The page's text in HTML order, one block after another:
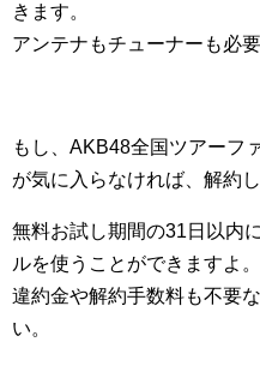
きます。
アンテナもチューナーも必
もし、AKB48全国ツアーフ
が気に入らなければ、解約
無料お試し期間の31日以内
ルを使うことができますよ。
違約金や解約手数料も不要
い。